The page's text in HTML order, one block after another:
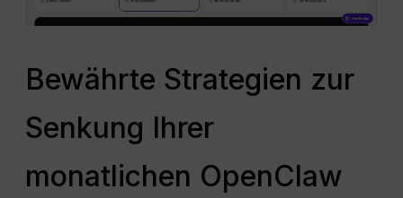
Bewährte Strategien zur
Senkung Ihrer
monatlichen OpenClaw